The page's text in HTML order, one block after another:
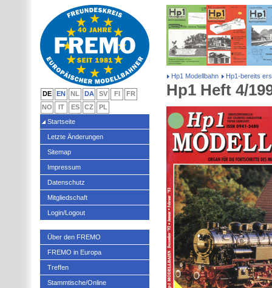
Hp1 Modellbahn Hp1-bereits
Hp1 Heft 4/
DE EN NL DA SV FI
FR
NO
IT ES CZ
PL
Startseite
Letzte Änderungen
Sitemap
Impressum
Datenschutz
Mitgliedschaft
Login/Logout
Über den FREMO
FREMO in Europa
Treffen
Stammtische/Online